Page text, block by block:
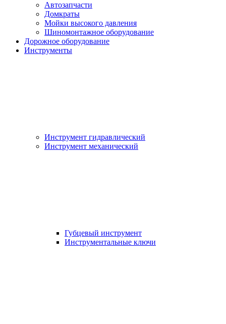
Автозапчасти
Домкраты
Мойки высокого давления
Шиномонтажное оборудование
Дорожное оборудование
Инструменты
Инструмент гидравлический
Инструмент механический
Губцевый инструмент
Инструментальные ключи